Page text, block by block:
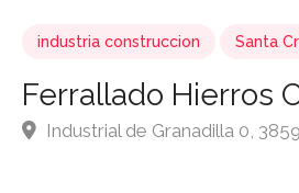
industria construccion Santa
Ferrallado Hierros
Industrial de Granadilla 0,